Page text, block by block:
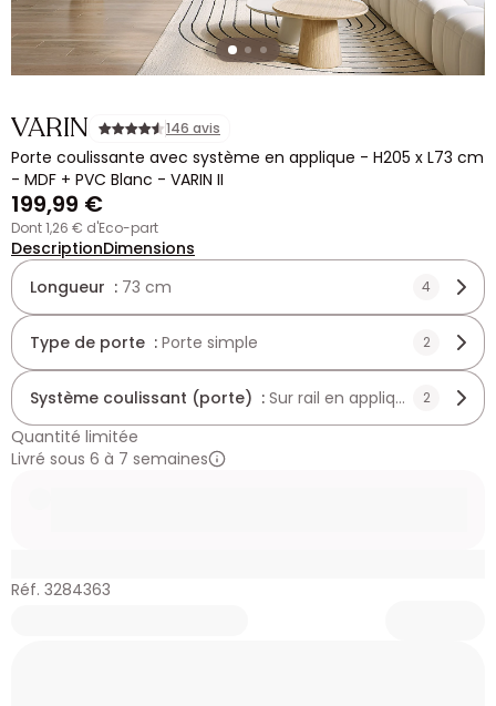
VARIN 146 avis
Porte coulissante avec système en applique - H205 x L73 cm
- MDF + PVC Blanc - VARIN II
199,99 €
dont 1,26 € d'Eco-part
DescriptionDimensions
Longueur : 73 cm 4
Type de porte : Porte simple 2
Système coulissant (porte) : Sur rail en applique 2
Quantité limitée
Livré sous 6 à 7 semaines
Réf. 3284363